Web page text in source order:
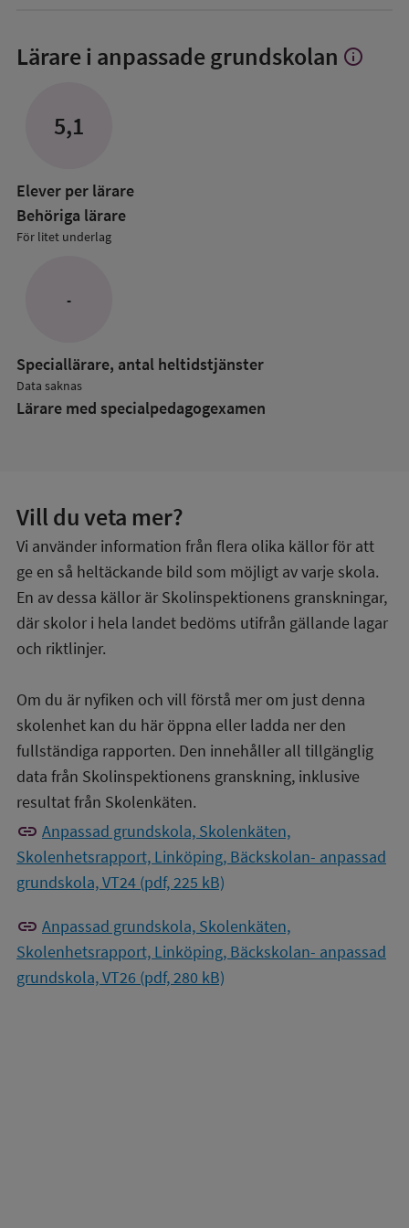
Lärare i anpassade grundskolan Visa
info
5,1
Elever per lärare
Behöriga lärare
För litet underlag
-
Speciallärare, antal heltidstjänster
Data saknas
Lärare med specialpedagog­examen
Vill du veta mer?
Vi använder information från flera olika källor för att
ge en så heltäckande bild som möjligt av varje skola.
En av dessa källor är Skolinspektionens granskningar,
där skolor i hela landet bedöms utifrån gällande lagar
och riktlinjer.
Om du är nyfiken och vill förstå mer om just denna
skolenhet kan du här öppna eller ladda ner den
fullständiga rapporten. Den innehåller all tillgänglig
data från Skolinspektionens granskning, inklusive
resultat från Skolenkäten.
link Anpassad grundskola, Skolenkäten,
Skolenhetsrapport, Linköping, Bäckskolan- anpassad
grundskola, VT24 (pdf, 225 kB)
link Anpassad grundskola, Skolenkäten,
Skolenhetsrapport, Linköping, Bäckskolan- anpassad
grundskola, VT26 (pdf, 280 kB)